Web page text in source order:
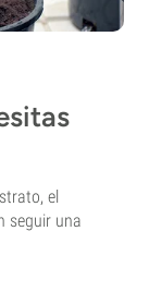
el
seguir una